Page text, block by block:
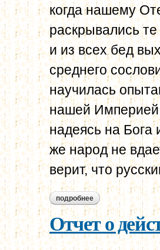
когда нашему
раскрывались
и из всех бед
среднего
научилась
нашей Империей;
надеясь на Бога
же народ не
верит, что
подробнее о отчет о
жандармов за
Отчет о